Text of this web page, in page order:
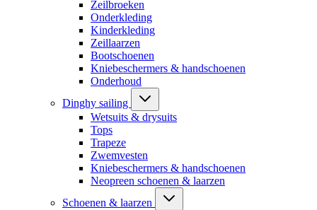
Zeilbroeken
Onderkleding
Kinderkleding
Zeillaarzen
Bootschoenen
Kniebeschermers & handschoenen
Onderhoud
Dinghy sailing
Wetsuits & drysuits
Tops
Trapeze
Zwemvesten
Kniebeschermers & handschoenen
Neopreen schoenen & laarzen
Schoenen & laarzen